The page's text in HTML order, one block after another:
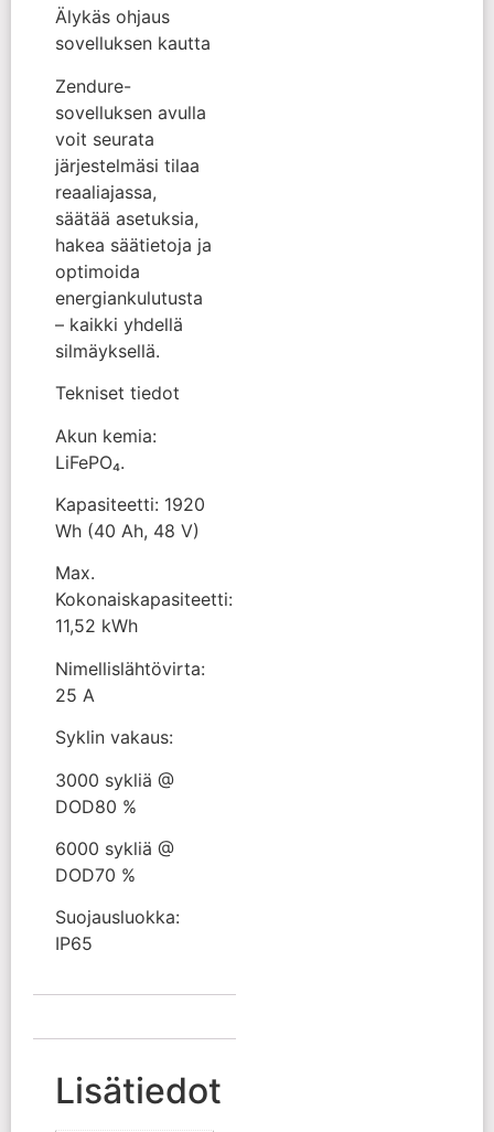
Älykäs ohjaus
sovelluksen kautta
Zendure-
sovelluksen avulla
voit seurata
järjestelmäsi tilaa
reaaliajassa,
säätää asetuksia,
hakea säätietoja ja
optimoida
energiankulutusta
– kaikki yhdellä
silmäyksellä.
Tekniset tiedot
Akun kemia:
LiFePO₄.
Kapasiteetti: 1920
Wh (40 Ah, 48 V)
Max.
Kokonaiskapasiteetti:
11,52 kWh
Nimellislähtövirta:
25 A
Syklin vakaus:
3000 sykliä @
DOD80 %
6000 sykliä @
DOD70 %
Suojausluokka:
IP65
Lisätiedot